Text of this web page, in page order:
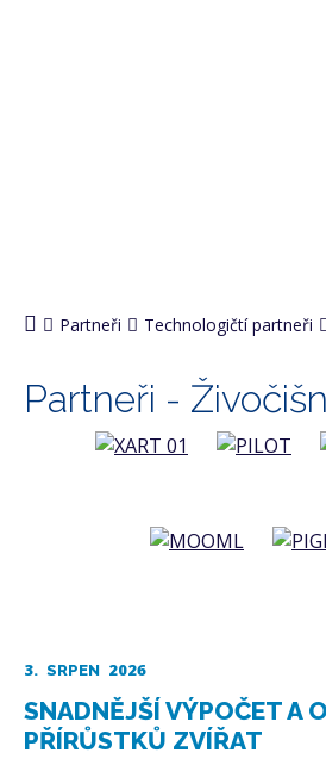
Partneři Technologičtí partneři
Partneři -
3. SRPEN 2026
SNADNĚJŠÍ VÝPOČET A
PŘÍRŮSTKŮ ZVÍŘAT